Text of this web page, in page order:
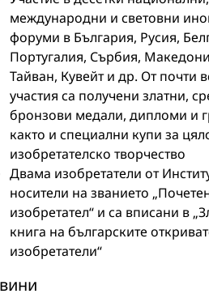
международни и световни
форуми в България, Русия,
Португалия, Сърбия,
Тайван, Кувейт и др. От почти
участия са получени златни,
бронзови медали, дипломи и
както и специални купи за
изобретателско творчество
Двама изобретатели от
носители на званието
изобретател“ и са вписани в
книга на българските
изобретатели“